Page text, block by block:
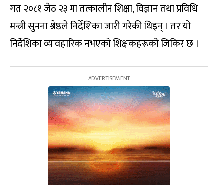
गत २०८१ जेठ २३ मा तत्कालीन शिक्षा, विज्ञान तथा प्रविधि
मन्त्री सुमना श्रेष्ठले निर्देशिका जारी गरेकी थिइन् । तर यो
निर्देशिका व्यावहारिक नभएको शिक्षकहरूको जिकिर छ ।